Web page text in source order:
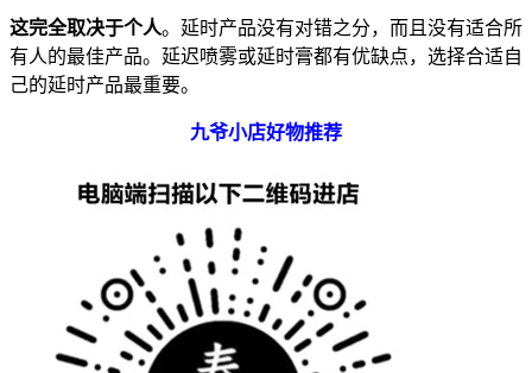
这完全取决于个人。延时产品没有对错之分，而且没有适合所
有人的最佳产品。延迟喷雾或延时膏都有优缺点，选择合适自
己的延时产品最重要。
九爷小店好物推荐